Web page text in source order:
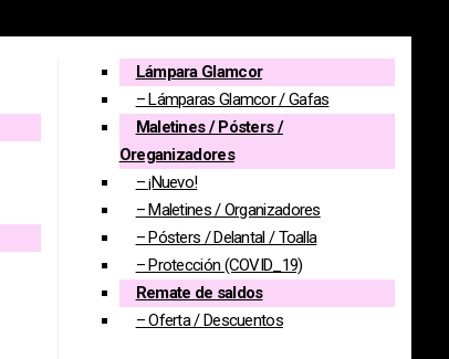
Lámpara Glamcor
– Lámparas Glamcor / Gafas
Maletines / Pósters /
Oreganizadores
– ¡Nuevo!
– Maletines / Organizadores
– Pósters / Delantal / Toalla
– Protección (COVID_19)
Remate de saldos
– Oferta / Descuentos